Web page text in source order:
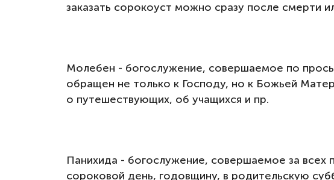
заказать сорокоуст можно сразу после смерти
Молебен - богослужение, совершаемое по
обращен не только к Господу, но к Божьей
о путешествующих, об учащихся и пр.
Панихида - богослужение, совершаемое за всех
сороковой день, годовщину, в родительскую